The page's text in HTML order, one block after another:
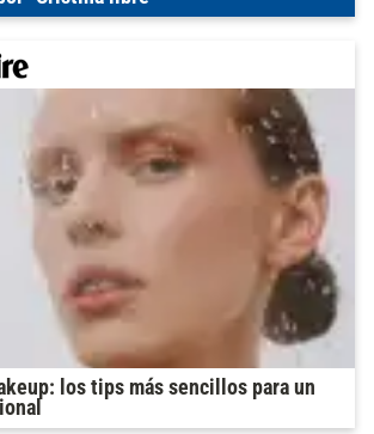
los tips más sencillos para un